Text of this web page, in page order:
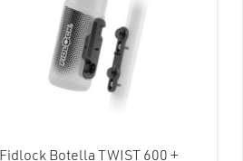
Fidlock Botella TWIST 600 +